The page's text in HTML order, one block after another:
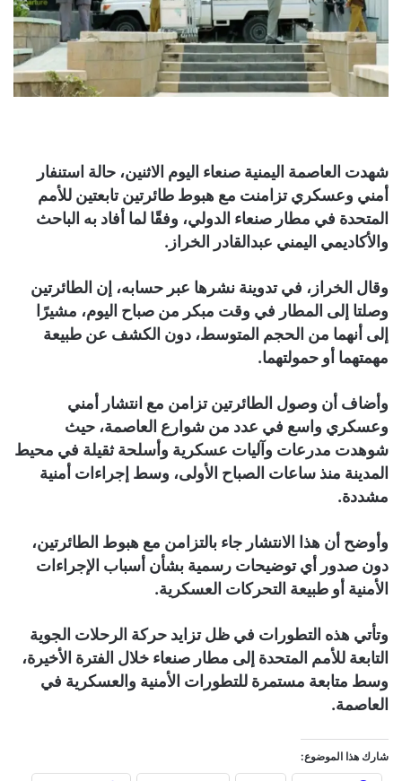
شهدت العاصمة اليمنية صنعاء اليوم الاثنين، حالة استنفار
أمني وعسكري تزامنت مع هبوط طائرتين تابعتين للأمم
المتحدة في مطار صنعاء الدولي، وفقًا لما أفاد به الباحث
والأكاديمي اليمني عبدالقادر الخراز.
وقال الخراز، في تدوينة نشرها عبر حسابه، إن الطائرتين
وصلتا إلى المطار في وقت مبكر من صباح اليوم، مشيرًا
إلى أنهما من الحجم المتوسط، دون الكشف عن طبيعة
مهمتهما أو حمولتهما.
وأضاف أن وصول الطائرتين تزامن مع انتشار أمني
وعسكري واسع في عدد من شوارع العاصمة، حيث
شوهدت مدرعات وآليات عسكرية وأسلحة ثقيلة في محيط
المدينة منذ ساعات الصباح الأولى، وسط إجراءات أمنية
مشددة.
وأوضح أن هذا الانتشار جاء بالتزامن مع هبوط الطائرتين،
دون صدور أي توضيحات رسمية بشأن أسباب الإجراءات
الأمنية أو طبيعة التحركات العسكرية.
وتأتي هذه التطورات في ظل تزايد حركة الرحلات الجوية
التابعة للأمم المتحدة إلى مطار صنعاء خلال الفترة الأخيرة،
وسط متابعة مستمرة للتطورات الأمنية والعسكرية في
العاصمة.
شارك هذا الموضوع: